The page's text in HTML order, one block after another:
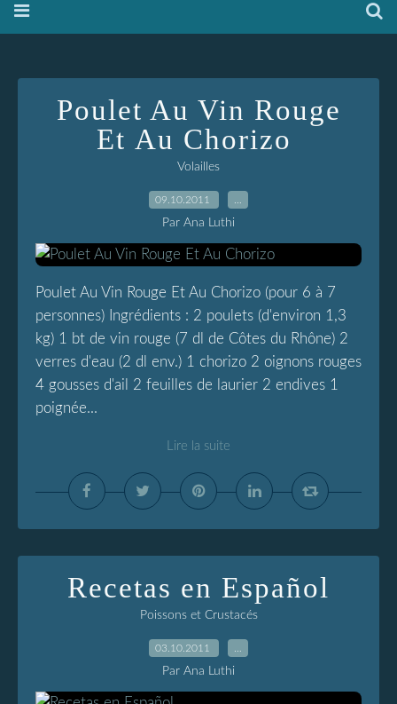
Poulet Au Vin Rouge
Et Au Chorizo
Volailles
09.10.2011
Par Ana Luthi
Poulet Au Vin Rouge Et Au Chorizo (pour 6 à 7
personnes) Ingrédients : 2 poulets (d'environ 1,3
kg) 1 bt de vin rouge (7 dl de Côtes du Rhône) 2
verres d'eau (2 dl env.) 1 chorizo 2 oignons rouges
4 gousses d'ail 2 feuilles de laurier 2 endives 1
poignée...
Lire la suite
Recetas en Español
Poissons et Crustacés
03.10.2011
Par Ana Luthi